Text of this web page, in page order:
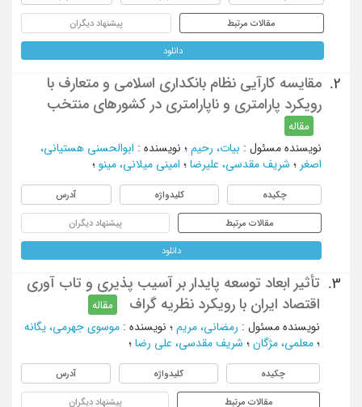
مقالات مرتبط پیشنهاد دیگران
دانلود
2.
مقایسه کارآیی نظام بانکداری اسلامی و متعارف با
رویکرد پارامتری و ناپارامتری در کشورهای منتخب
مقاله
نویسنده مسئول : بیات، رحیم ؛ نویسنده : ابوالحسنی هستیانی،
اصغر ؛ شریف مقدسی، علیرضا ؛ امینی میلانی، مینو ؛
چکیده کلیدواژه آدرس
مقالات مرتبط پیشنهاد دیگران
دانلود
3.
تأثیر ابعاد توسعه پایدار بر آسیب پذیری و تاب آوری
اقتصاد ایران با رویکرد نظریه گراف
مقاله
نویسنده مسئول : رمضانی، مریم ؛ نویسنده : موسوی جهرمی، یگانه
؛ معلمی، مژگان ؛ شریف مقدسی، علی رضا ؛
چکیده کلیدواژه آدرس
مقالات مرتبط پیشنهاد دیگران